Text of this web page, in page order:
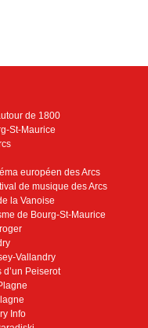
de 1800
St-Maurice
européen des Arcs
de musique des Arcs
la Vanoise
de Bourg-St-Maurice
Vallandry
Peiserot
Info